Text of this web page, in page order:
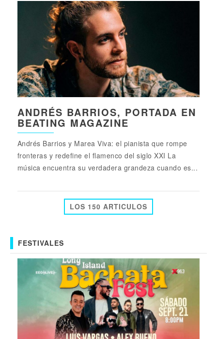
ANDRÉS BARRIOS, PORTADA EN
BEATING MAGAZINE
Andrés Barrios y Marea Viva: el pianista que rompe
fronteras y redefine el flamenco del siglo XXI La
música encuentra su verdadera grandeza cuando es...
LOS 150 ARTICULOS
FESTIVALES